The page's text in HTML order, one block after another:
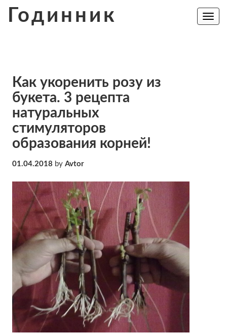
Годинник
Toggle
Как укоренить розу из
букета. 3 рецепта
натуральных
стимуляторов
образования корней!
01.04.2018 by Avtor